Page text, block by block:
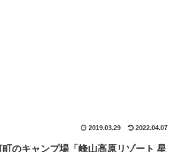
2019.03.29 2022.04.07
のキャンプ場「峰山高原リゾート 星